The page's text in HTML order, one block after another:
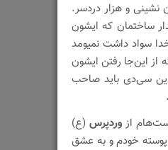
نشینی و هزار درد‌سر.
ساختمان که ایشون
سواد داشت نمیومد
از این‌جا رفتن ایشون
که آقا این سی‌دی باید صاحب
از وردپرس(ع)
پوسته خودم و به عشق